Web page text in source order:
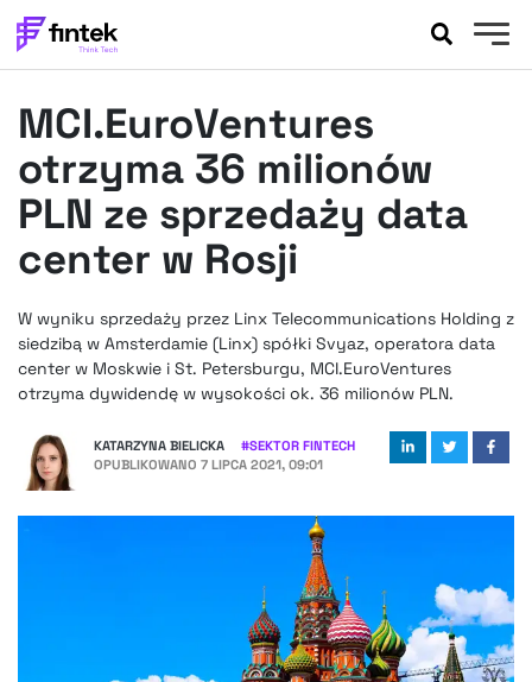
BANKOWOŚĆ
EVENTY
FELIETONY
WYWIADY
LEGAL
FINTEK EXTRA
OKIEM EKSPERTA
MCI.EuroVentures
otrzyma 36 milionów
PLN ze sprzedaży data
center w Rosji
W wyniku sprzedaży przez Linx Telecommunications Holding z
siedzibą w Amsterdamie (Linx) spółki Svyaz, operatora data
center w Moskwie i St. Petersburgu, MCI.EuroVentures
otrzyma dywidendę w wysokości ok. 36 milionów PLN.
KATARZYNA BIELICKA #SEKTOR FINTECH
OPUBLIKOWANO 7 LIPCA 2021, 09:01